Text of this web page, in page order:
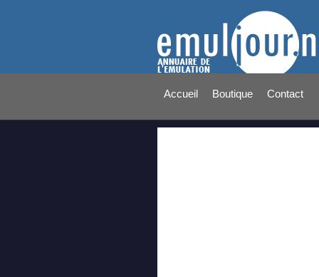
Accueil Boutique Contact